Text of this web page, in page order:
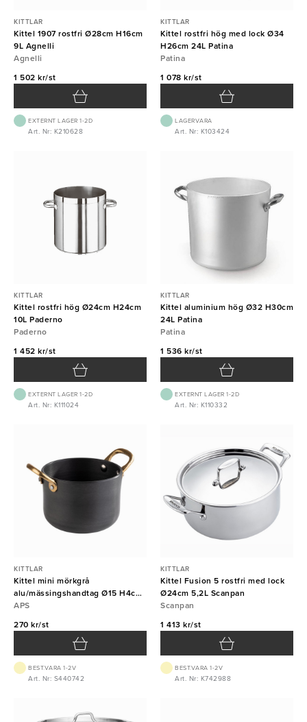
KITTLAR
Kittel 1907 rostfri Ø28cm H16cm
9L Agnelli
Agnelli
1 502 kr/st
EXTERNT LAGER 1-2D
Art. Nr: K210628
KITTLAR
Kittel rostfri hög med lock Ø34
H26cm 24L Patina
Patina
1 078 kr/st
LAGERVARA
Art. Nr: K103424
KITTLAR
Kittel rostfri hög Ø24cm H24cm
10L Paderno
Paderno
1 452 kr/st
EXTERNT LAGER 1-2D
Art. Nr: K111024
KITTLAR
Kittel aluminium hög Ø32 H30cm
24L Patina
Patina
1 536 kr/st
EXTERNT LAGER 1-2D
Art. Nr: K110332
KITTLAR
Kittel mini mörkgrå
alu/mässingshandtag Ø15 H4cm
50cl
APS
270 kr/st
BEST.VARA 1-2V
Art. Nr: S440742
KITTLAR
Kittel Fusion 5 rostfri med lock
Ø24cm 5,2L Scanpan
Scanpan
1 413 kr/st
BEST.VARA 1-2V
Art. Nr: K742988